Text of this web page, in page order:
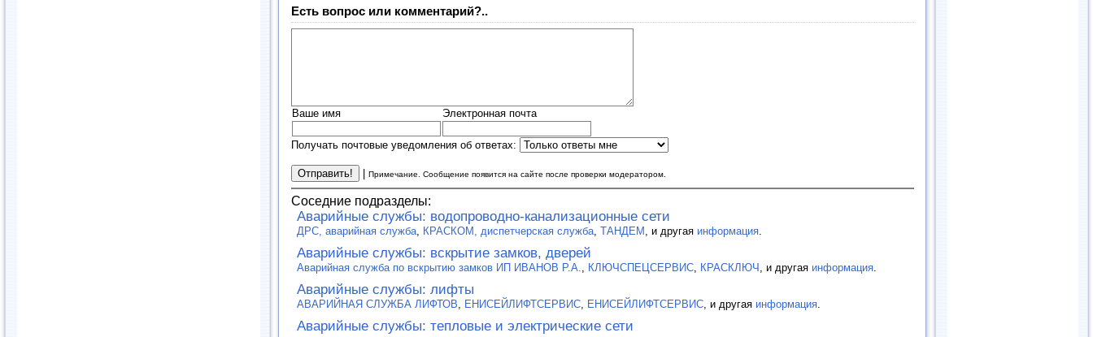
Есть вопрос или комментарий?..
Ваше имя Электронная почта
Получать почтовые уведомления об ответах:
Примечание. Сообщение появится на сайте после проверки модератором.
Соседние подразделы:
Аварийные службы: водопроводно-канализационные сети
ДРС, аварийная служба, КРАСКОМ, диспетчерская служба, ТАНДЕМ , и другая информация.
Аварийные службы: вскрытие замков, дверей
Аварийная служба по вскрытию замков ИП ИВАНОВ Р.А., КЛЮЧСПЕЦСЕРВИС, КРАСКЛЮЧ , и другая информация.
Аварийные службы: лифты
АВАРИЙНАЯ СЛУЖБА ЛИФТОВ, ЕНИСЕЙЛИФТСЕРВИС, ЕНИСЕЙЛИФТСЕРВИС, и другая информация.
Аварийные службы: тепловые и электрические сети